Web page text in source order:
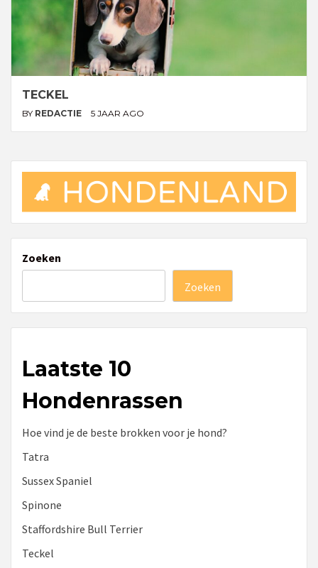
TECKEL
BY REDACTIE 5 JAAR AGO
Zoeken
Zoeken
Laatste 10
Hondenrassen
Hoe vind je de beste brokken voor je hond?
Tatra
Sussex Spaniel
Spinone
Staffordshire Bull Terrier
Teckel